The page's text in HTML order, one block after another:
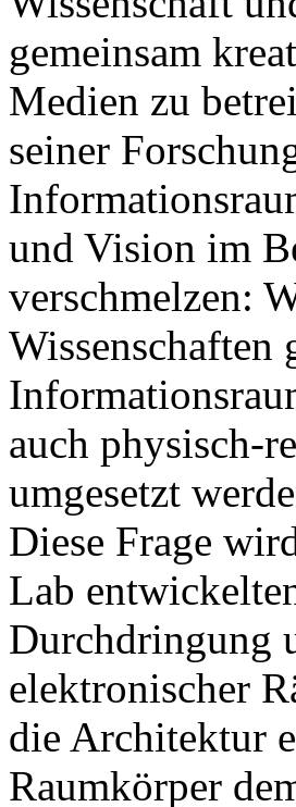
gemeinsam
Medien zu
seiner
und Vision im
verschmelzen:
Wissenschaften
auch physisch-
umgesetzt
Diese Frage
Lab
Durchdringung
elektronischer
die Architektur
Raumkörper